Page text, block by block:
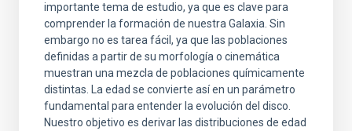
importante tema de estudio, ya que es clave para
comprender la formación de nuestra Galaxia. Sin
embargo no es tarea fácil, ya que las poblaciones
definidas a partir de su morfología o cinemática
muestran una mezcla de poblaciones químicamente
distintas. La edad se convierte así en un parámetro
fundamental para entender la evolución del disco.
Nuestro objetivo es derivar las distribuciones de edad